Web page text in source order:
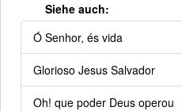
Siehe auch:
Ó Senhor, és vida
Glorioso Jesus Salvador
Oh! que poder Deus operou